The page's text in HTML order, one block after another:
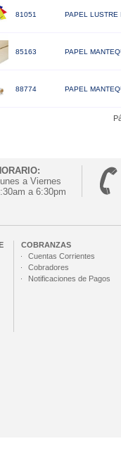
81051 PAPEL
85163 PAPEL
88774 PAPEL
a Viernes
a 6:30pm
COBRANZAS
Cuentas Corrientes
Cobradores
Notificaciones de Pagos